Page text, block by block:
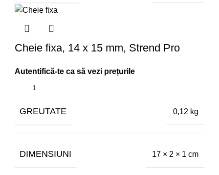
Cheie fixa, 14 x 15 mm, Strend Pro
GREUTATE 0,12 kg
DIMENSIUNI 17 × 2 × 1 cm